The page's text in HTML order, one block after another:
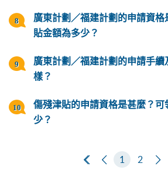
廣東計劃／福建計劃的申請資
貼金額為多少？
廣東計劃／福建計劃的申請手續
樣？
傷殘津貼的申請資格是甚麼？可
少？
第一頁上一頁
1 2